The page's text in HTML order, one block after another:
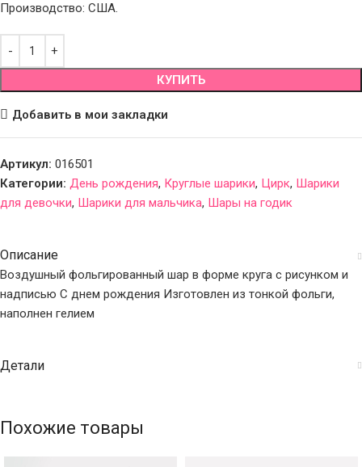
Производство: США.
КУПИТЬ
Добавить в мои закладки
Артикул: 016501
Категории: День рождения, Круглые шарики, Цирк, Шарики
для девочки, Шарики для мальчика, Шары на годик
Описание
Воздушный фольгированный шар в форме круга с рисунком и
надписью С днем рождения Изготовлен из тонкой фольги,
наполнен гелием
Детали
Похожие товары